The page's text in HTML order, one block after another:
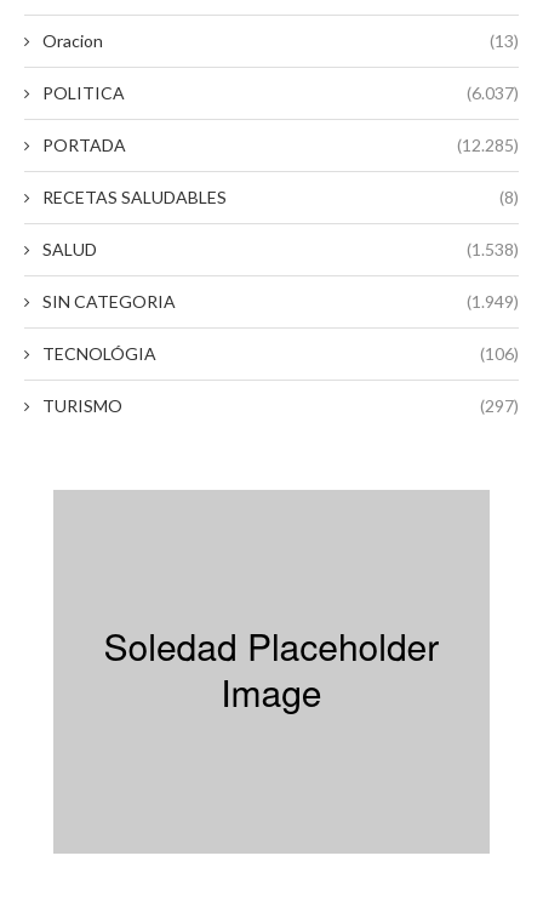
Oracion (13)
POLITICA (6.037)
PORTADA (12.285)
RECETAS SALUDABLES (8)
SALUD (1.538)
SIN CATEGORIA (1.949)
TECNOLÓGIA (106)
TURISMO (297)